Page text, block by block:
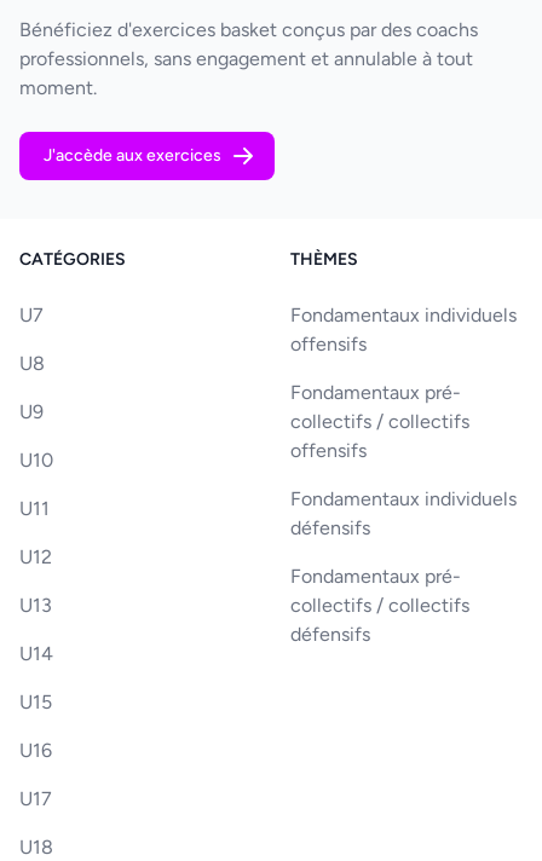
Bénéficiez d'exercices basket conçus par des coachs
professionnels, sans engagement et annulable à tout
moment.
J'accède aux exercices
CATÉGORIES
U7
U8
U9
U10
U11
U12
U13
U14
U15
U16
U17
U18
THÈMES
Fondamentaux individuels
offensifs
Fondamentaux pré-
collectifs / collectifs
offensifs
Fondamentaux individuels
défensifs
Fondamentaux pré-
collectifs / collectifs
défensifs